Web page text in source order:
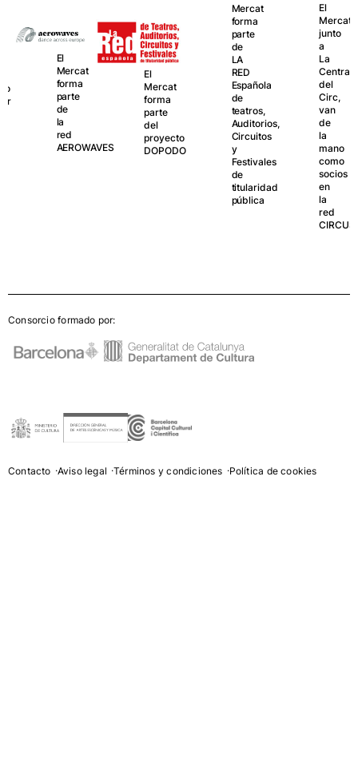
El
Mercat
forma
parte
del
proyecto
DOPODO
forma
parte
de
LA
RED
Española
de
teatros,
Auditorios,
Circuitos
y
El
Mercat,
junto
a
La
Central
del
Circ,
van
de
la
mano
como
socios
en
la
El
GRANER
es
un
centro
de
creación
del
cuerpo
y
el
por
el
Consorcio formado por:
Contacto Aviso legal Términos y condiciones Política de cookies